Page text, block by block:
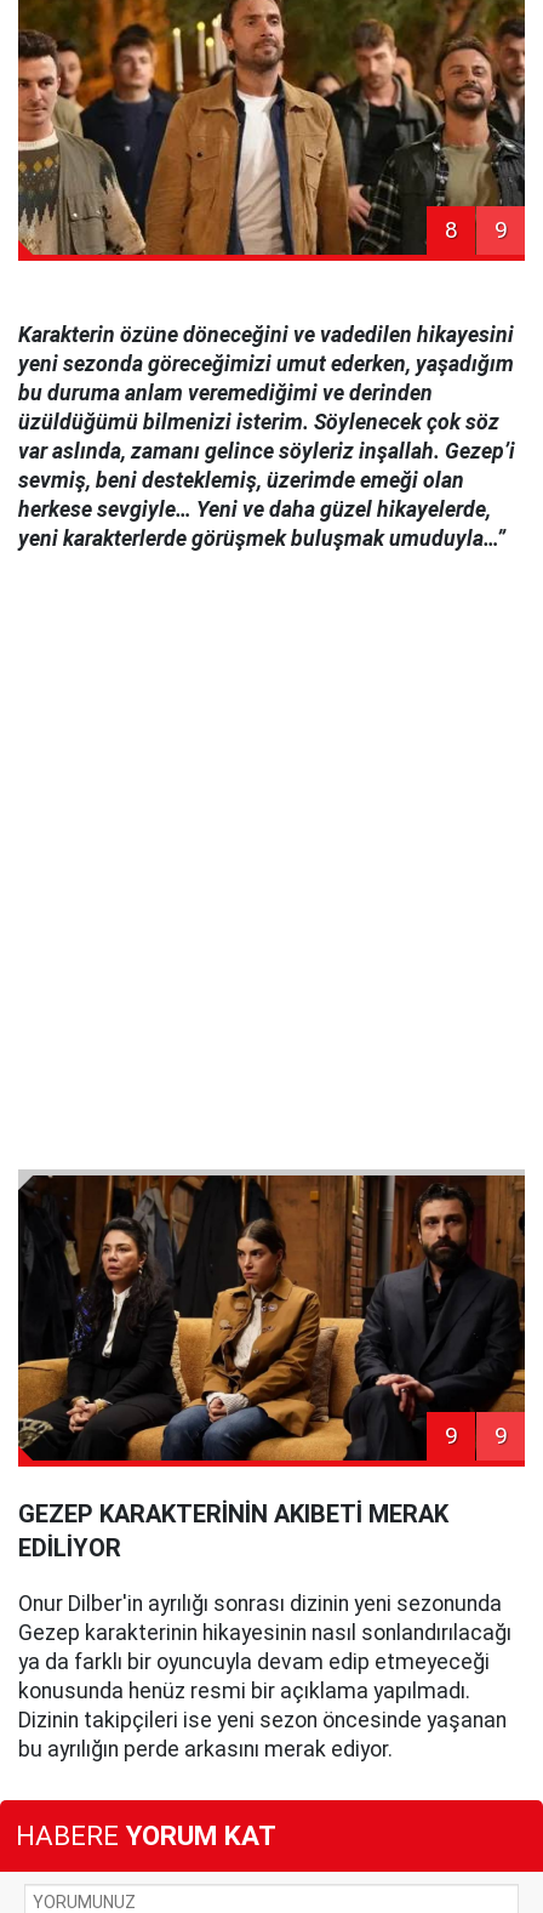
8 9
Karakterin özüne döneceğini ve vadedilen hikayesini
yeni sezonda göreceğimizi umut ederken, yaşadığım
bu duruma anlam veremediğimi ve derinden
üzüldüğümü bilmenizi isterim. Söylenecek çok söz
var aslında, zamanı gelince söyleriz inşallah. Gezep’i
sevmiş, beni desteklemiş, üzerimde emeği olan
herkese sevgiyle… Yeni ve daha güzel hikayelerde,
yeni karakterlerde görüşmek buluşmak umuduyla…”
9 9
GEZEP KARAKTERİNİN AKIBETİ MERAK
EDİLİYOR
Onur Dilber'in ayrılığı sonrası dizinin yeni sezonunda
Gezep karakterinin hikayesinin nasıl sonlandırılacağı
ya da farklı bir oyuncuyla devam edip etmeyeceği
konusunda henüz resmi bir açıklama yapılmadı.
Dizinin takipçileri ise yeni sezon öncesinde yaşanan
bu ayrılığın perde arkasını merak ediyor.
HABERE YORUM KAT